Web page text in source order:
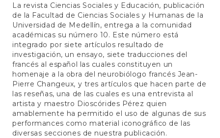
La revista Ciencias Sociales y Educación, publicación
de la Facultad de Ciencias Sociales y Humanas de la
Universidad de Medellín, entrega a la comunidad
académicas su número 10. Este número está
integrado por siete artículos resultado de
investigación, un ensayo, siete traducciones del
francés al español las cuales constituyen un
homenaje a la obra del neurobiólogo francés Jean-
Pierre Changeux, y tres artículos que hacen parte de
las reseñas, una de las cuales es una entrevista al
artista y maestro Dioscórides Pérez quien
amablemente ha permitido el uso de algunas de sus
performances como material iconográfico de las
diversas secciones de nuestra publicación.